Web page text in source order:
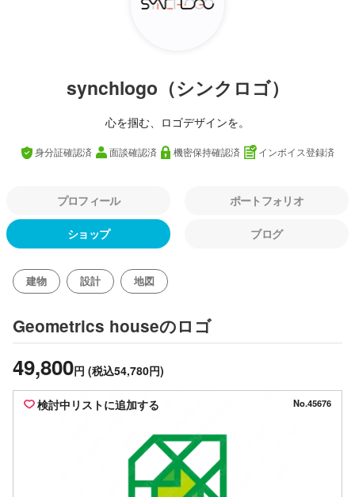
synchlogo（シンクロゴ）
心を掴む、ロゴデザインを。
身分証確認済 面談確認済 機密保持確認済 インボイス登録済
プロフィール ポートフォリオ
ショップ ブログ
建物 設計 地図
Geometrics houseのロゴ
49,800円 (税込54,780円)
検討中リストに追加する No.45676